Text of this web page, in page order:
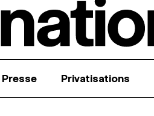
Presse Privatisations